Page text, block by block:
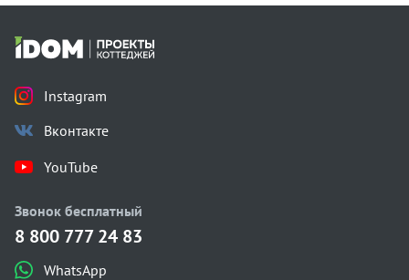
Instagram
Вконтакте
YouTube
Звонок бесплатный
8 800 777 24 83
WhatsApp